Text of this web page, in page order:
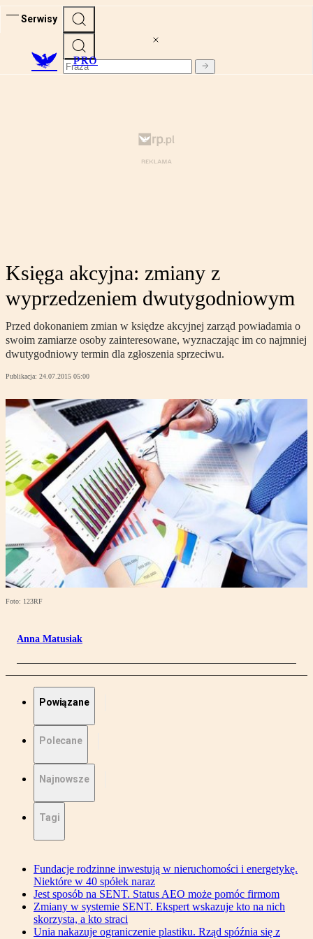
Serwisy
PRO
Księga akcyjna: zmiany z
wyprzedzeniem dwutygodniowym
Przed dokonaniem zmian w księdze akcyjnej zarząd powiadamia o
swoim zamiarze osoby zainteresowane, wyznaczając im co najmniej
dwutygodniowy termin dla zgłoszenia sprzeciwu.
Publikacja: 24.07.2015 05:00
Foto: 123RF
Anna Matusiak
Powiązane
Polecane
Najnowsze
Tagi
Fundacje rodzinne inwestują w nieruchomości i energetykę.
Niektóre w 40 spółek naraz
Jest sposób na SENT. Status AEO może pomóc firmom
Zmiany w systemie SENT. Ekspert wskazuje kto na nich
skorzysta, a kto straci
Unia nakazuje ograniczenie plastiku. Rząd spóźnia się z